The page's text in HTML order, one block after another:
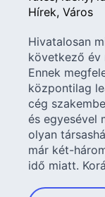
Hírek Város
Hivatalosan
következő év
Ennek
központilag
cég
és egyesével
olyan
már két-
idő miatt.